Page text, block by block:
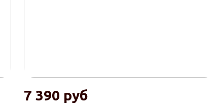
7 390 руб